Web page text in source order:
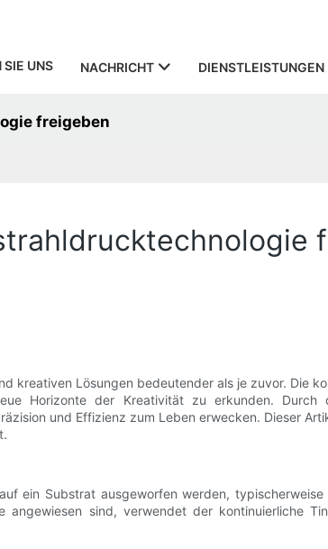
SIE UNS NACHRICHT DIENSTLEISTUNGEN
freigeben
kreativen Lösungen bedeutender als je zuvor. Die
Horizonte der Kreativität zu erkunden.
und Effizienz zum Leben erwecken. Dieser
ein Substrat ausgeworfen werden,
sind, verwendet der kontinuierliche